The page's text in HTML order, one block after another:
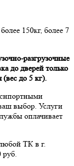
150кг, более 7
разгрузочные
до дверей только
до 5 кг).
выбор. Услуги
оплачивает
ТК в г.